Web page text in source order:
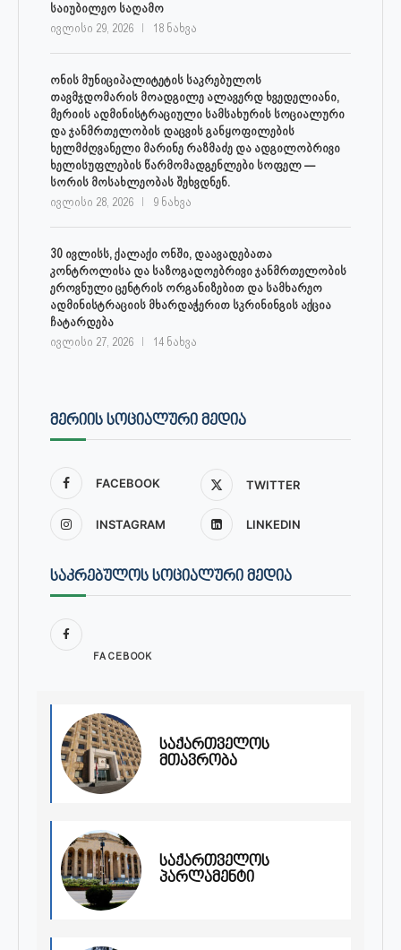
საიუბილეო საღამო
ივლისი 29, 2026 18 ნახვა
ონის მუნიციპალიტეტის საკრებულოს
თავმჯდომარის მოადგილე ალავერდ ხვედელიანი,
მერიის ადმინისტრაციული სამსახურის სოციალური
და ჯანმრთელობის დაცვის განყოფილების
ხელმძღვანელი მარინე რაზმაძე და ადგილობრივი
ხელისუფლების წარმომადგენლები სოფელ —
სორის მოსახლეობას შეხვდნენ.
ივლისი 28, 2026 9 ნახვა
30 ივლისს, ქალაქი ონში, დაავადებათა
კონტროლისა და საზოგადოებრივი ჯანმრთელობის
ეროვნული ცენტრის ორგანიზებით და სამხარეო
ადმინისტრაციის მხარდაჭერით სკრინინგის აქცია
ჩატარდება
ივლისი 27, 2026 14 ნახვა
ᲛᲔᲠᲘᲘᲡ ᲡᲝᲪᲘᲐᲚᲣᲠᲘ ᲛᲔᲓᲘᲐ
FACEBOOK TWITTER
INSTAGRAM LINKEDIN
ᲡᲐᲙᲠᲔᲑᲣᲚᲝᲡ ᲡᲝᲪᲘᲐᲚᲣᲠᲘ ᲛᲔᲓᲘᲐ
FACEBOOK
საქართველოს
მთავრობა
საქართველოს
პარლამენტი